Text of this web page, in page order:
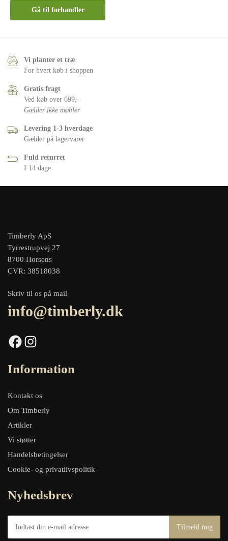
Gå til forhandler
Vi planter et træ
For hvert køb i shoppen
Gratis fragt
Ved køb over 699,-
Gælder ikke møbler
Levering 1-3 hverdage
Gælder på lagervarer
Fuld returret
I 14 dage
Timberly ApS
Tyrrestrupvej 27
8700 Horsens
CVR: 38518038
Skriv til os på mail
info@timberly.dk
Facebook Instagram
Information
Kontakt os
Om Timberly
Artikler
Vi støtter
Handelsbetingelser
Cookie- og privatlivspolitik
Nyhedsbrev